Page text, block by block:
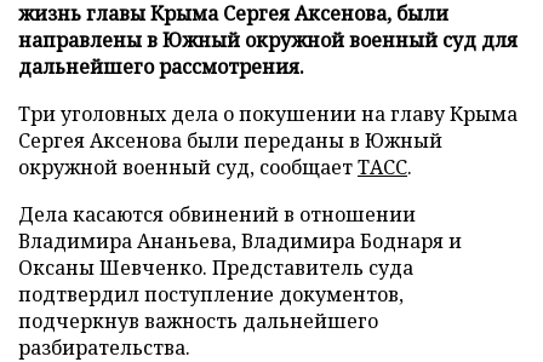
жизнь главы Крыма Сергея Аксенова, были
направлены в Южный окружной военный суд для
дальнейшего рассмотрения.
Три уголовных дела о покушении на главу Крыма
Сергея Аксенова были переданы в Южный
окружной военный суд, сообщаетТАСС.
Дела касаются обвинений в отношении
Владимира Ананьева, Владимира Боднаря и
Оксаны Шевченко. Представитель суда
подтвердил поступление документов,
подчеркнув важность дальнейшего
разбирательства.